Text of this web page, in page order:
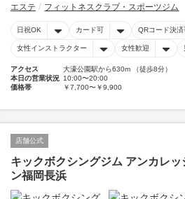
エステ フィットネスクラブ・スポーツジム
日祝OK カード可 QRコード決済
女性インストラクター 女性歓迎
アクセス
大濠公園駅から630m （徒歩8分）
本日の営業状況 10:00〜20:00
価格帯
￥7,700〜￥9,900
店舗公式
キックボクシングジム アンカレッ
ン福岡長浜